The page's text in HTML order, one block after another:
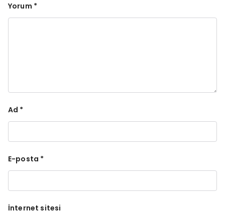
Yorum *
Ad *
E-posta *
İnternet sitesi